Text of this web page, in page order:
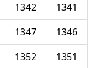
1341
1342
1346
1347
1351
1352